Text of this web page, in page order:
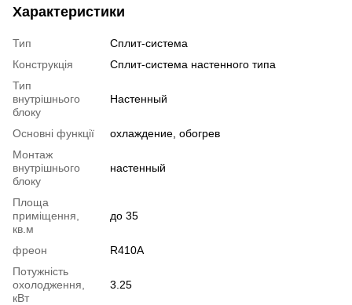
Характеристики
Тип
Сплит-система
Конструкція
Cплит-система настенного типа
Тип
внутрішнього
блоку
Настенный
Основні функції
охлаждение, обогрев
Монтаж
внутрішнього
блоку
настенный
Площа
приміщення,
кв.м
до 35
фреон
R410A
Потужність
охолодження,
кВт
3.25